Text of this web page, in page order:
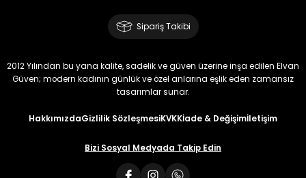
Sipariş Takibi
2012 Yılından bu yana kalite, sadelik ve güven üzerine inşa edilen Elvan
Güven; modern kadının günlük ve özel anlarına eşlik eden zamansız
tasarımlar sunar.
HakkımızdaGizlilik SözleşmesiKVKKİade & Değişimİletişim
Bizi Sosyal Medyada Takip Edin